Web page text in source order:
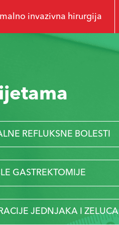
invazivna hirurgija
REFLUKSNE BOLESTI
GASTREKTOMIJE
JEDNJAKA I ZELUCA